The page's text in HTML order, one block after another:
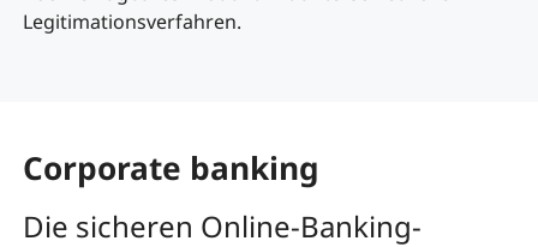
Legitimationsverfahren.
Corporate banking
Die sicheren Online-Banking-